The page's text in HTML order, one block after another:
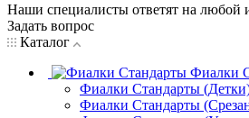
Наши специалисты ответят на любой
Задать вопрос
Каталог
Фиалки
Фиалки Стандарты
Фиалки Стандарты